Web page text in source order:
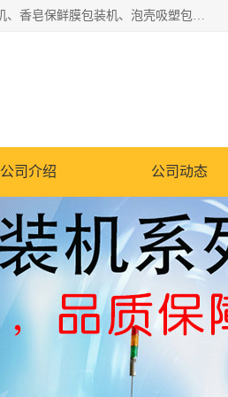
广州盈溢鑫自动化设备有限公司主要产品有茶饼棉纸包装机、蓝泡泡洁厕块设备、奶嘴包装机、香皂保鲜膜包装机、泡壳吸塑包装机、手工皂包装机、百褶机等产品，并根据客户要求生产非标自动化机械及生产线。欢迎广大客户来电咨询！
公司介绍 公司动态